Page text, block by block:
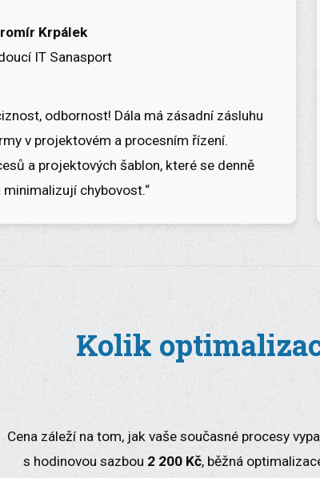
Krpálek
IT Sanasport
odbornost! Dála má zásadní zásluhu
v projektovém a procesním řízení.
a projektových šablon, které se denně
chybovost.“
Kolik
Cena záleží na tom, jak vaše současné procesy
s hodinovou sazbou 2 200 Kč, běžná